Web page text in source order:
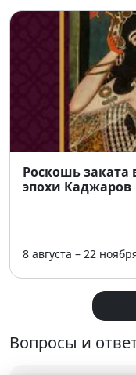
Роскошь заката
эпохи Каджаров
8 августа – 22
Вопросы и